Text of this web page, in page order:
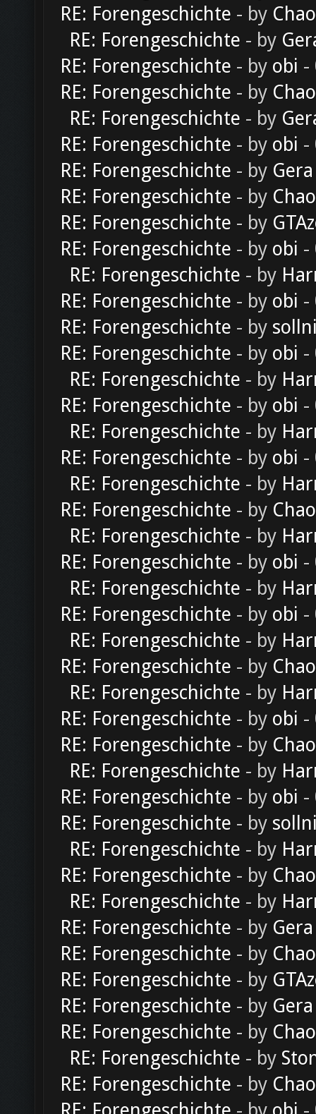
RE: Forengeschichte - by
RE: Forengeschichte - by
RE: Forengeschichte - by obi -
RE: Forengeschichte - by
RE: Forengeschichte - by
RE: Forengeschichte - by obi -
RE: Forengeschichte - by Gera
RE: Forengeschichte - by
RE: Forengeschichte - by
RE: Forengeschichte - by obi -
RE: Forengeschichte - by
RE: Forengeschichte - by obi -
RE: Forengeschichte - by
RE: Forengeschichte - by obi -
RE: Forengeschichte - by
RE: Forengeschichte - by obi -
RE: Forengeschichte - by
RE: Forengeschichte - by obi -
RE: Forengeschichte - by
RE: Forengeschichte - by
RE: Forengeschichte - by
RE: Forengeschichte - by obi -
RE: Forengeschichte - by
RE: Forengeschichte - by obi -
RE: Forengeschichte - by
RE: Forengeschichte - by
RE: Forengeschichte - by
RE: Forengeschichte - by obi -
RE: Forengeschichte - by
RE: Forengeschichte - by
RE: Forengeschichte - by obi -
RE: Forengeschichte - by
RE: Forengeschichte - by
RE: Forengeschichte - by
RE: Forengeschichte - by
RE: Forengeschichte - by Gera
RE: Forengeschichte - by
RE: Forengeschichte - by
RE: Forengeschichte - by Gera
RE: Forengeschichte - by
RE: Forengeschichte - by
RE: Forengeschichte - by